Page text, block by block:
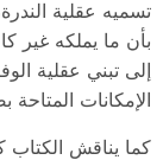
تسميه عقلية
بأن ما يملكه غير
إلى تبني عقلية
الإمكانات المتاحة
كما يناقش الكتاب